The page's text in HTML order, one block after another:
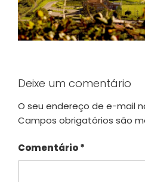
Deixe um comentário
O seu endereço de e-mail
Campos obrigatórios são
Comentário*